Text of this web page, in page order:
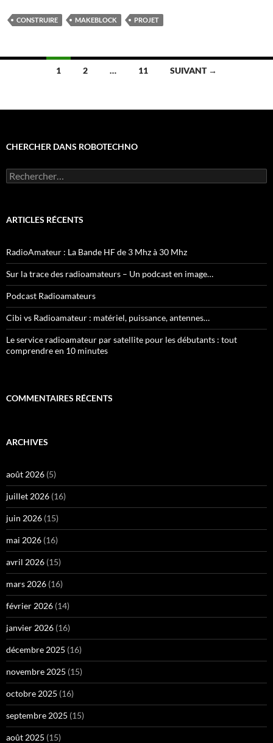
CONSTRUIRE MAKEBLOCK PROJET
Navigation
articles
1 2 … 11 SUIVANT →
CHERCHER DANS ROBOTECHNO
Rechercher :
ARTICLES RÉCENTS
RadioAmateur : La Bande HF de 3 Mhz à 30 Mhz
Sur la trace des radioamateurs – Un podcast en image…
Podcast Radioamateurs
Cibi vs Radioamateur : matériel, puissance, antennes…
Le service radioamateur par satellite pour les débutants : tout
comprendre en 10 minutes
COMMENTAIRES RÉCENTS
ARCHIVES
août 2026 (5)
juillet 2026 (16)
juin 2026 (15)
mai 2026 (16)
avril 2026 (15)
mars 2026 (16)
février 2026 (14)
janvier 2026 (16)
décembre 2025 (16)
novembre 2025 (15)
octobre 2025 (16)
septembre 2025 (15)
août 2025 (15)